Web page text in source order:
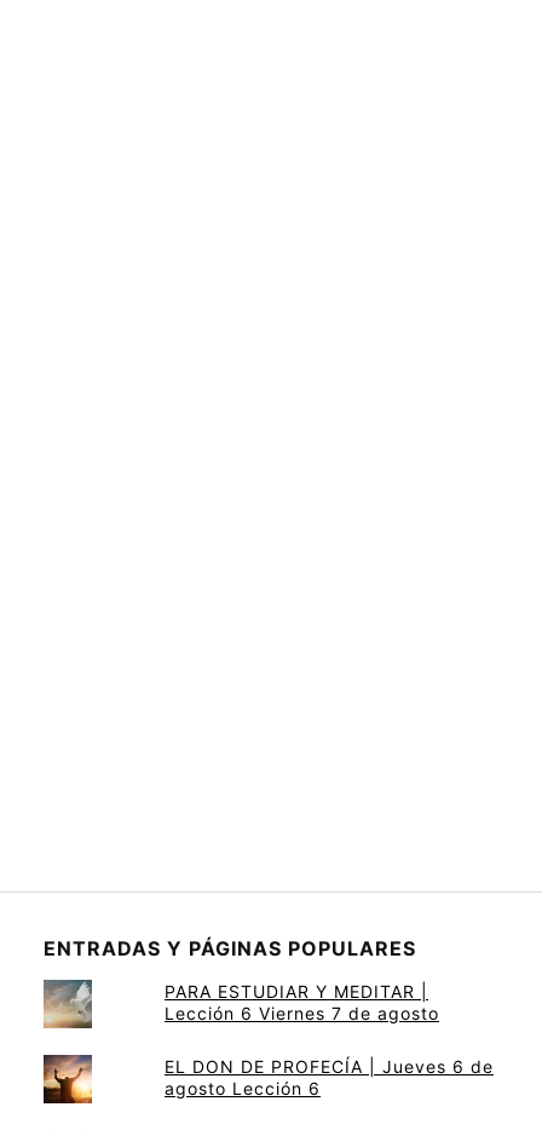
ENTRADAS Y PÁGINAS POPULARES
PARA ESTUDIAR Y MEDITAR |
Lección 6 Viernes 7 de agosto
EL DON DE PROFECÍA | Jueves 6 de
agosto Lección 6